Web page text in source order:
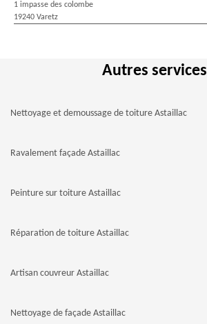
1 impasse des colombe
19240 Varetz
Autres services
Nettoyage et demoussage de toiture Astaillac
Ravalement façade Astaillac
Peinture sur toiture Astaillac
Réparation de toiture Astaillac
Artisan couvreur Astaillac
Nettoyage de façade Astaillac